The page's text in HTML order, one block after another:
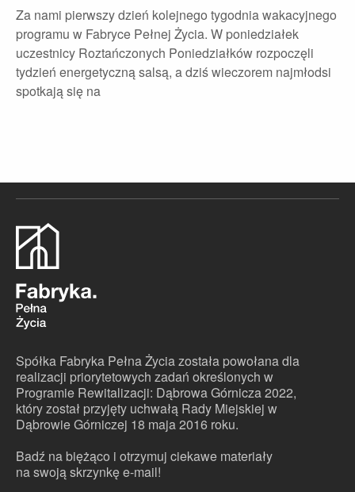
Za nami pierwszy dzień kolejnego tygodnia wakacyjnego
programu w Fabryce Pełnej Życia. W poniedziałek
uczestnicy Roztańczonych Poniedziałków rozpoczęli
tydzień energetyczną salsą, a dziś wieczorem najmłodsi
spotkają się na
Spółka Fabryka Pełna Życia została powołana dla
realizacji priorytetowych zadań określonych w
Programie Rewitalizacji: Dąbrowa Górnicza 2022,
który został przyjęty uchwałą Rady Miejskiej w
Dąbrowie Górniczej 18 maja 2016 roku.
Badź na biężąco i otrzymuj ciekawe materiały
na swoją skrzynkę e-mail!